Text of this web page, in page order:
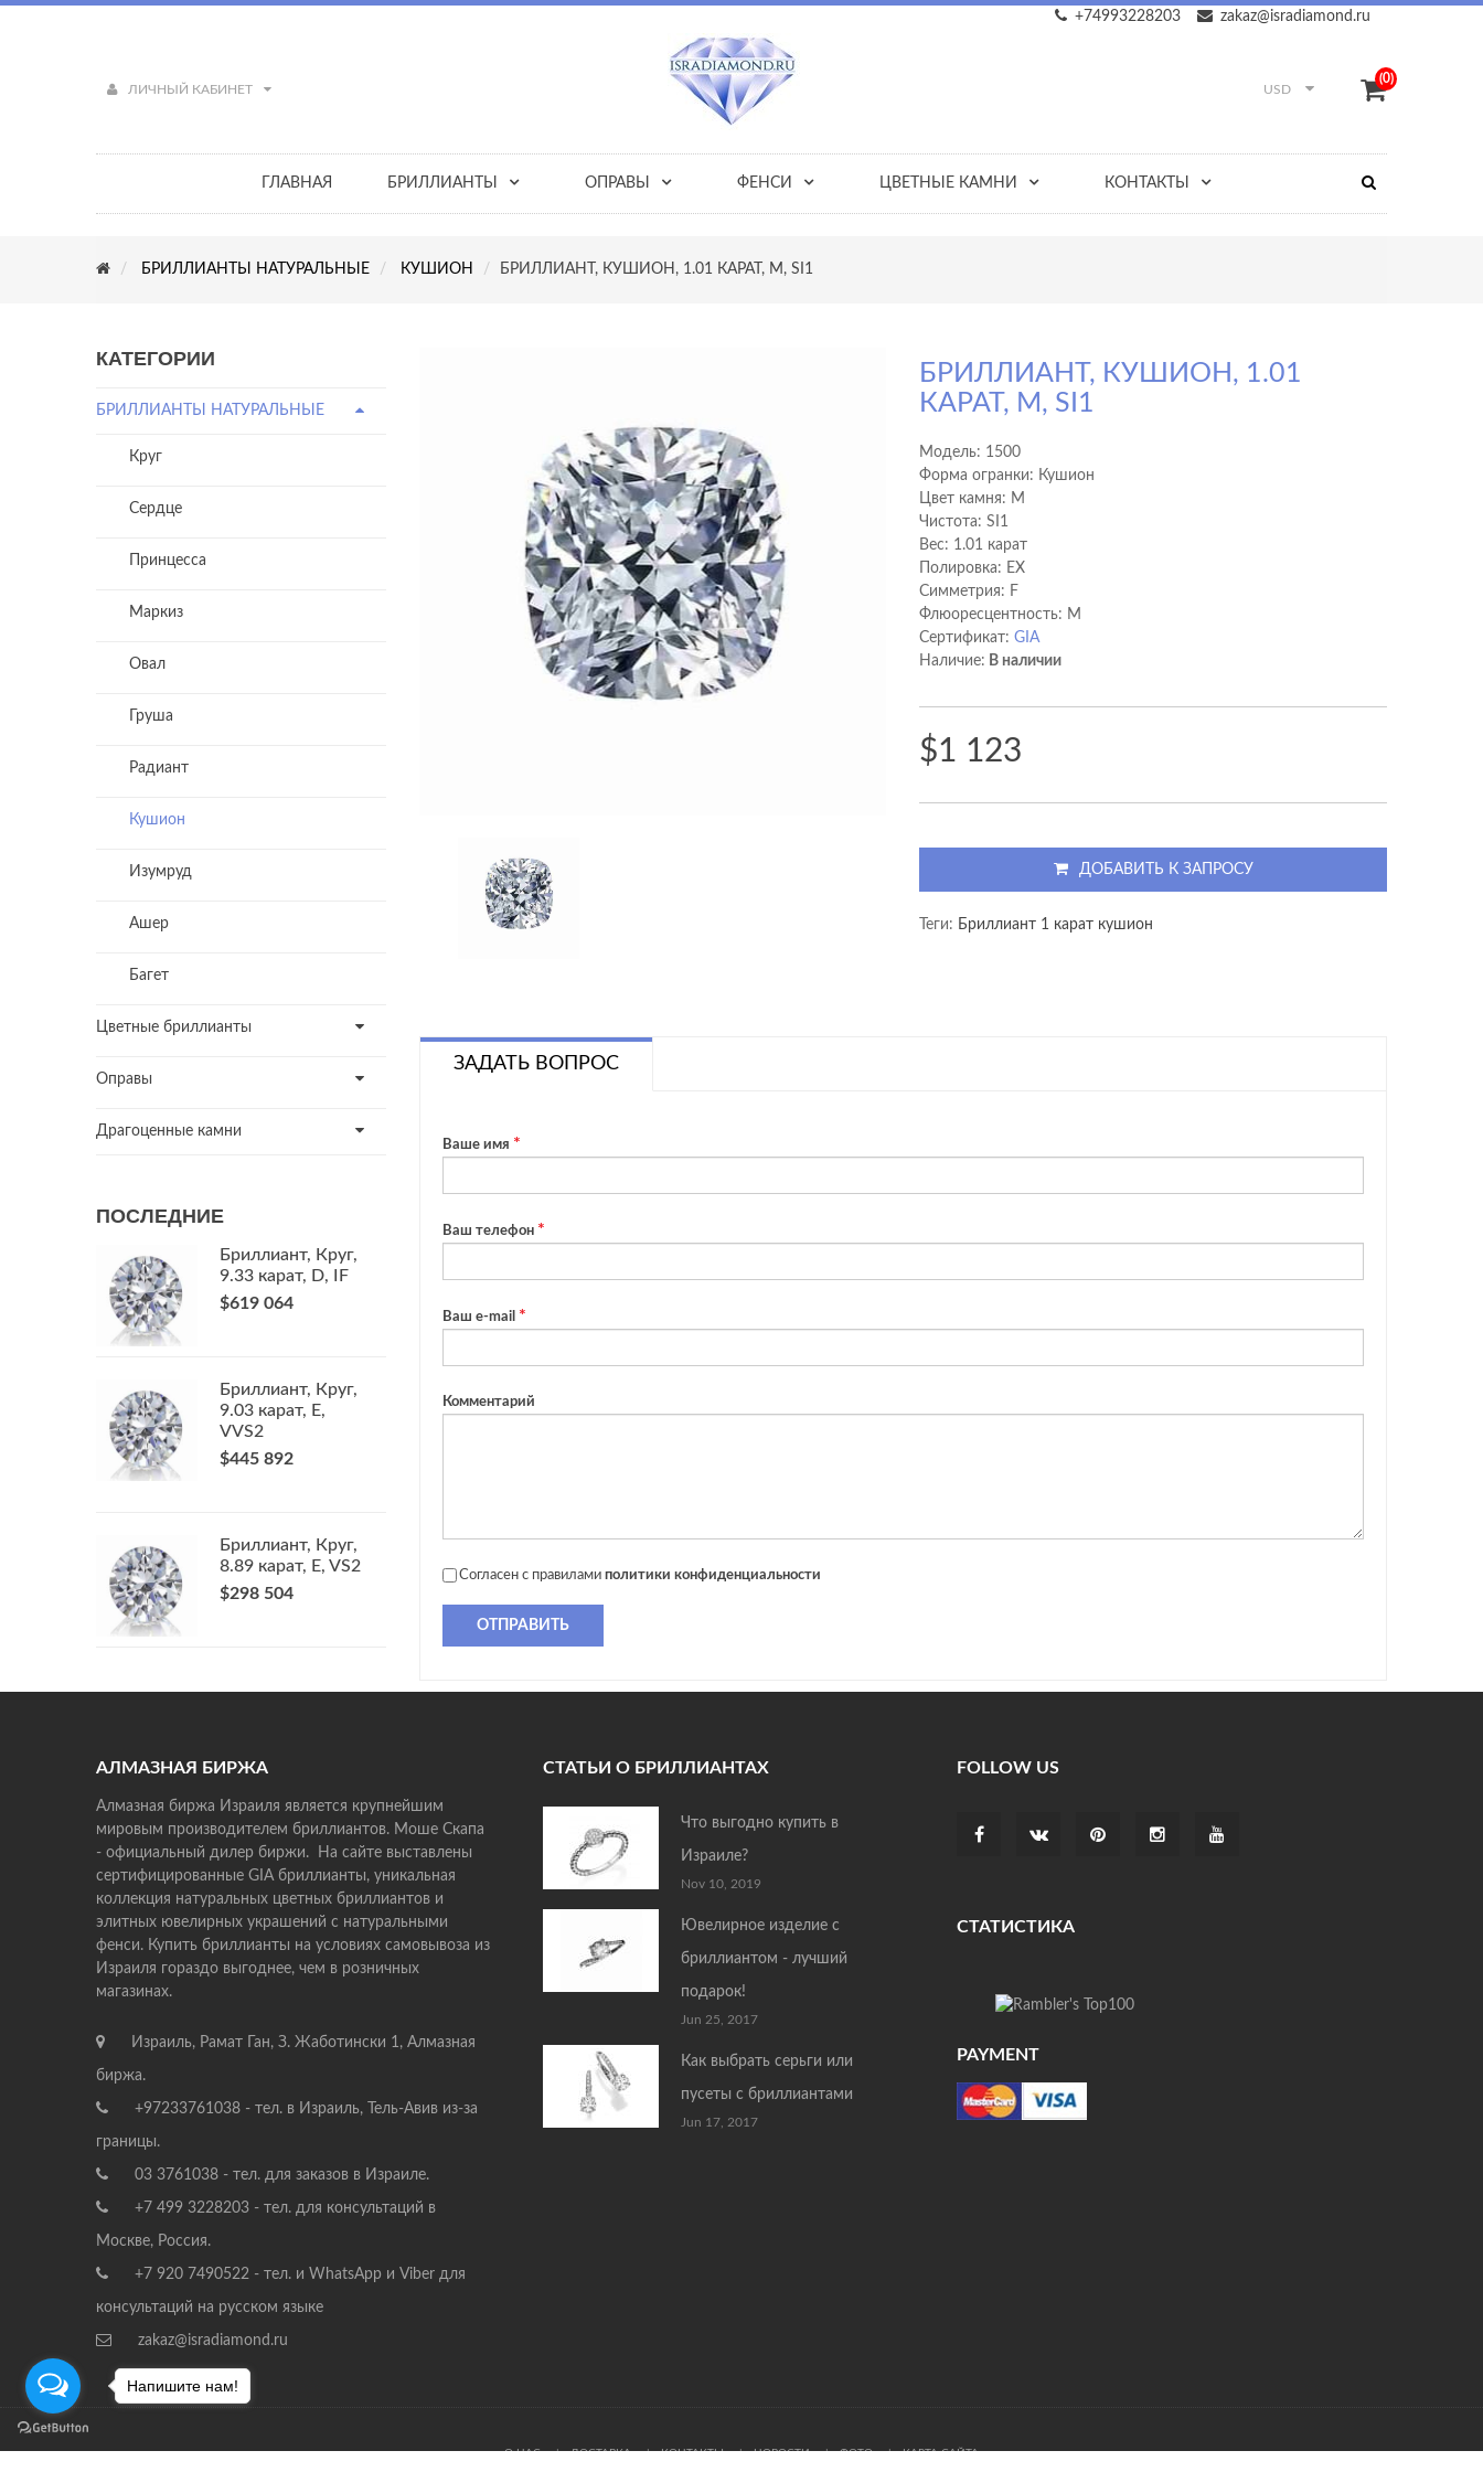
zakaz@isradiamond.ru
+74993228203
ЛИЧНЫЙ КАБИНЕТ USD
(0)
ГЛАВНАЯ БРИЛЛИАНТЫ ОПРАВЫ ФЕНСИ ЦВЕТНЫЕ КАМНИ КОНТАКТЫ
БРИЛЛИАНТЫ НАТУРАЛЬНЫЕ КУШИОН БРИЛЛИАНТ, КУШИОН, 1.01 КАРАТ, M, SI1
КАТЕГОРИИ
БРИЛЛИАНТЫ НАТУРАЛЬНЫЕ
Круг
Сердце
Принцесса
Маркиз
Овал
Груша
Радиант
Кушион
Изумруд
Ашер
Багет
Цветные бриллианты
Оправы
Драгоценные камни
ПОСЛЕДНИЕ
Бриллиант, Круг,
9.33 карат, D, IF
$619 064
Бриллиант, Круг,
9.03 карат, E,
VVS2
$445 892
Бриллиант, Круг,
8.89 карат, E, VS2
$298 504
БРИЛЛИАНТ, КУШИОН, 1.01
КАРАТ, M, SI1
Модель: 1500
Форма огранки: Кушион
Цвет камня: M
Чистота: SI1
Вес: 1.01 карат
Полировка: EX
Cимметрия: F
Флюоресцентность: M
Сертификат:GIA
Наличие: В наличии
$1 123
ДОБАВИТЬ К ЗАПРОСУ
Теги: Бриллиант 1 карат кушион
ЗАДАТЬ ВОПРОС
Ваше имя
Ваш телефон
Ваш e-mail
Комментарий
Согласен с правилами политики конфиденциальности
ОТПРАВИТЬ
АЛМАЗНАЯ БИРЖА
Алмазная биржа Израиля является крупнейшим
мировым производителем бриллиантов. Моше Скапа
- официальный дилер биржи. На сайте выставлены
сертифицированные GIA бриллианты, уникальная
коллекция натуральных цветных бриллиантов и
элитных ювелирных украшений с натуральными
фенси. Купить бриллианты на условиях самовывоза из
Израиля гораздо выгоднее, чем в розничных
магазинах.
Израиль, Рамат Ган, З. Жаботински 1, Алмазная
биржа.
+97233761038 - тел. в Израиль, Тель-Авив из-за
границы.
03 3761038 - тел. для заказов в Израиле.
+7 499 3228203 - тел. для консультаций в
Москве, Россия.
+7 920 7490522 - тел. и WhatsApp и Viber для
консультаций на русском языке
zakaz@isradiamond.ru
СТАТЬИ О БРИЛЛИАНТАХ
Что выгодно купить в
Израиле?
Nov 10, 2019
Ювелирное изделие с
бриллиантом - лучший
подарок!
Jun 25, 2017
Как выбрать серьги или
пусеты с бриллиантами
Jun 17, 2017
FOLLOW US
СТАТИСТИКА
PAYMENT
О НАС ДОСТАВКА КОНТАКТЫ НОВОСТИ ФОТО КАРТА САЙТА
Напишите нам!